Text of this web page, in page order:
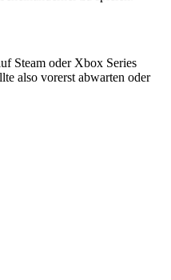
Steam oder Xbox Series
also vorerst abwarten oder